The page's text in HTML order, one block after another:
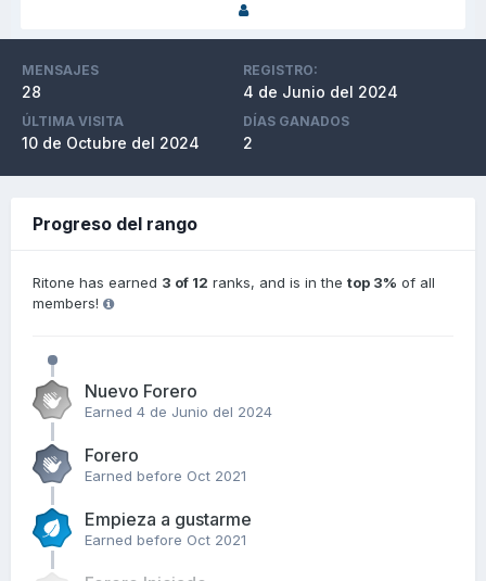
MENSAJES
28
REGISTRO:
4 de Junio del 2024
ÚLTIMA VISITA
10 de Octubre del 2024
DÍAS GANADOS
2
Progreso del rango
Ritone has earned 3 of 12 ranks, and is in the top 3% of all
members!
Nuevo Forero
Earned 4 de Junio del 2024
Forero
Earned before Oct 2021
Empieza a gustarme
Earned before Oct 2021